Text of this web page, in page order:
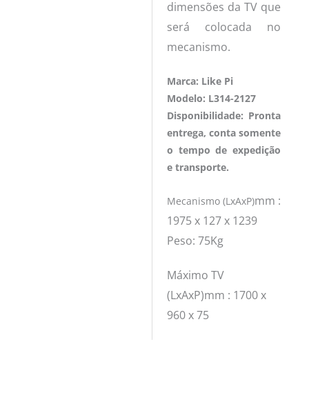
dimensões da TV que
será colocada no
mecanismo.
Marca: Like Pi
Modelo: L314-2127
Disponibilidade: Pronta
entrega, conta somente
o tempo de expedição
e transporte.
Mecanismo (LxAxP)mm :
1975 x 127 x 1239
Peso: 75Kg
Máximo TV
(LxAxP)mm : 1700 x
960 x 75